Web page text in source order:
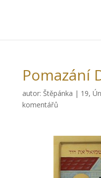
Pomazání
autor: Štěpánka | 19,
komentářů